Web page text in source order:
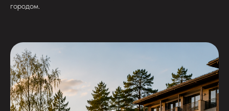
городом.